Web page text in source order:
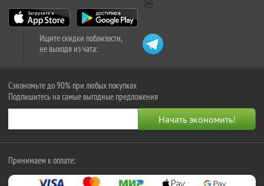
Ищите скидки поблизости,
не выходя из чата:
Сэкономьте до 90% при любых покупках
Подпишитесь на самые выгодные предложения
Принимаем к оплате: